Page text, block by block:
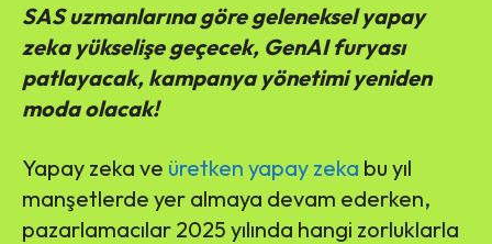
SAS uzmanlarına göre geleneksel yapay
zeka yükselişe geçecek, GenAI furyası
patlayacak, kampanya yönetimi yeniden
moda olacak!
Yapay zeka ve üretken yapay zeka bu yıl
manşetlerde yer almaya devam ederken,
pazarlamacılar 2025 yılında hangi zorluklarla